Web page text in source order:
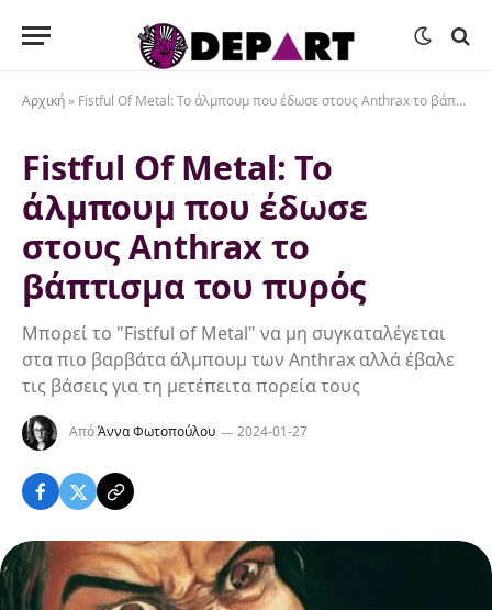
Αρχική » Fistful Of Metal: Το άλμπουμ που έδωσε στους Anthrax το βάπτισμα του πυρός
Fistful Of Metal: Το
άλμπουμ που έδωσε
στους Anthrax το
βάπτισμα του πυρός
Μπορεί τo "Fistful of Metal" να μη συγκαταλέγεται
στα πιο βαρβάτα άλμπουμ των Anthrax αλλά έβαλε
τις βάσεις για τη μετέπειτα πορεία τους
ΑπόΆννα Φωτοπούλου 2024-01-27